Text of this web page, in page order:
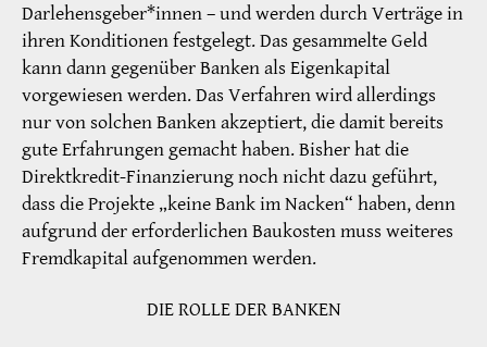
Darlehensgeber*innen – und werden durch Verträge in
ihren Konditionen festgelegt. Das gesammelte Geld
kann dann gegenüber Banken als Eigenkapital
vorgewiesen werden. Das Verfahren wird allerdings
nur von solchen Banken akzeptiert, die damit bereits
gute Erfahrungen gemacht haben. Bisher hat die
Direktkredit-Finanzierung noch nicht dazu geführt,
dass die Projekte „keine Bank im Nacken“ haben, denn
aufgrund der erforderlichen Baukosten muss weiteres
Fremdkapital aufgenommen werden.
DIE ROLLE DER BANKEN